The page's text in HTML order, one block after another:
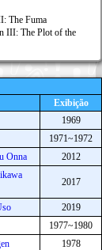
The Fuma
III: The Plot of the
Exibição
1969
1971~1972
Onna 2012
2017
2019
1977~1980
1978